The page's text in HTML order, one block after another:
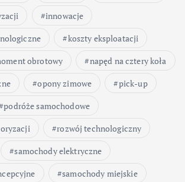
innowacje
koszty eksploatacji
obrotowy
napęd na cztery koła
opony zimowe
pick-up
podróże samochodowe
rozwój technologiczny
samochody elektryczne
samochody miejskie